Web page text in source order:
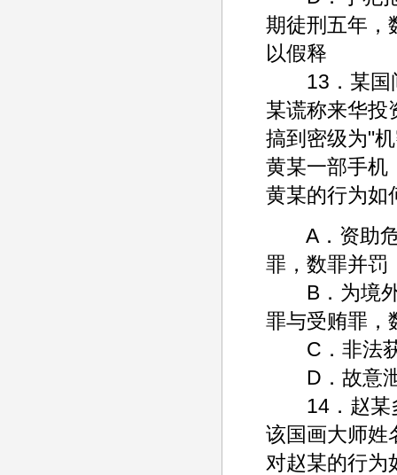
期徒刑五年，
以假释
13．某国间
某谎称来华投
搞到密级为"
黄某一部手机
黄某的行为如
A．资助危
罪，数罪并罚
B．为境外
罪与受贿罪，
C．非法获
D．故意泄
14．赵某多
该国画大师姓
对赵某的行为